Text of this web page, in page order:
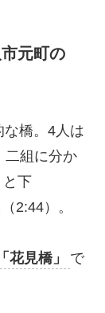
元町の
な橋。4人は
二組に分か
と下
2:44）。
「花見橋」
で